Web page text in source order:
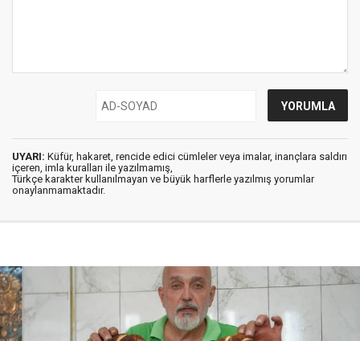
UYARI: Küfür, hakaret, rencide edici cümleler veya imalar, inançlara saldırı
içeren, imla kuralları ile yazılmamış,
Türkçe karakter kullanılmayan ve büyük harflerle yazılmış yorumlar
onaylanmamaktadır.